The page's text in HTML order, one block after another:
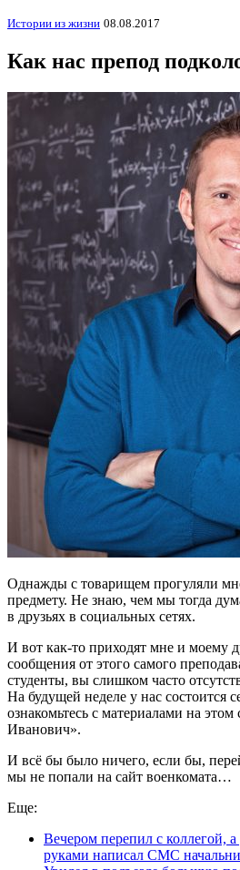
Истории из жизни 08.08.2017
Как нас препод
Однажды с товарищем прогуляли
предмету. Не знаю, чем мы тогда
в друзьях в социальных сетях.
И вот как-то приходят мне и моему
сообщения от этого самого
студенты, вы слишком часто
На будущей неделе у нас состоится
ознакомьтесь с материалами на
Иванович».
И всё бы было ничего, если бы,
мы не попали на сайт военкомата…
Еще:
Вечером перепил с коллегой,
руками написал СМС